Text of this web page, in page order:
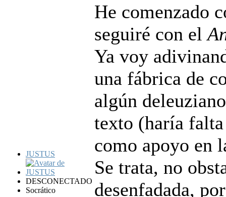
JUSTUS
DESCONECTADO
Socrático
He comenzado
seguiré con el
Ya voy
una fábrica de
algún
texto (haría
como apoyo en
Se trata, no
desenfadada,